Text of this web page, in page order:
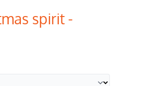
spirit -